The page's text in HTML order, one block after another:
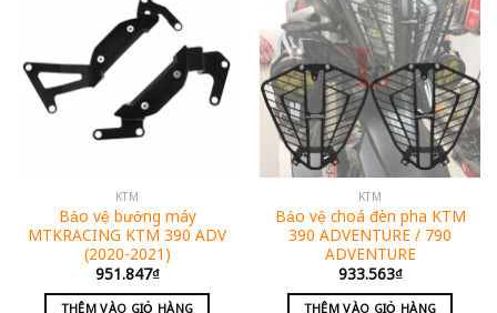
KTM
Bảo vệ bưởng máy
MTKRACING KTM 390 ADV
(2020-2021)
951.847₫
THÊM VÀO GIỎ HÀNG
KTM
Bảo vệ choá đèn pha KTM
390 ADVENTURE / 790
ADVENTURE
933.563₫
THÊM VÀO GIỎ HÀNG